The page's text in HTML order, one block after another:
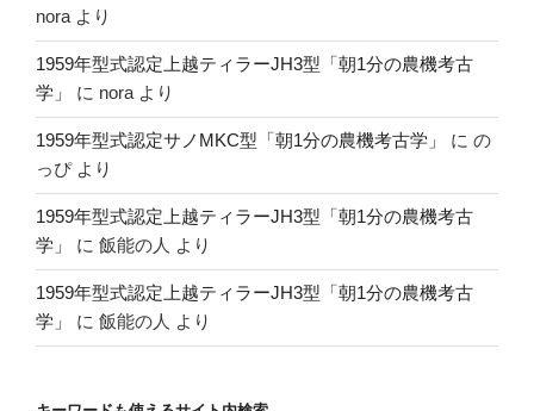
nora より
1959年型式認定上越ティラーJH3型「朝1分の農機考古
学」
に nora より
1959年型式認定サノMKC型「朝1分の農機考古学」 に の
っぴより
1959年型式認定上越ティラーJH3型「朝1分の農機考古
学」
に 飯能の人 より
1959年型式認定上越ティラーJH3型「朝1分の農機考古
学」
に 飯能の人 より